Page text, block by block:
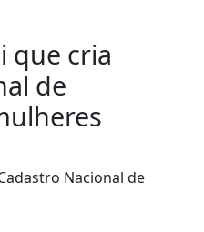
que cria
de